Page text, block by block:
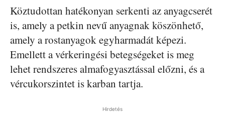
Köztudottan hatékonyan serkenti az anyagcserét
is, amely a petkin nevű anyagnak köszönhető,
amely a rostanyagok egyharmadát képezi.
Emellett a vérkeringési betegségeket is meg
lehet rendszeres almafogyasztással előzni, és a
vércukorszintet is karban tartja.
Hirdetés